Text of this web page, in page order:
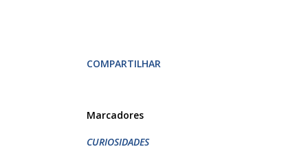
COMPARTILHAR
Marcadores
CURIOSIDADES